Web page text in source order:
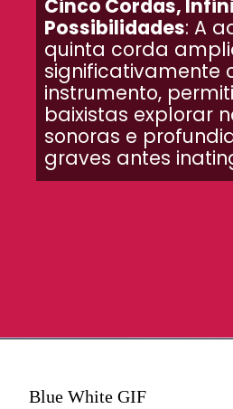
Possibilidades: A
quinta corda
significativamente
instrumento,
baixistas explorar
sonoras e
graves antes
Blue White GIF